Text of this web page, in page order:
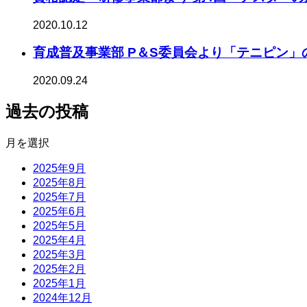
2020.10.12
育成普及事業部 P＆S委員会より「テニピン」
2020.09.24
過去の投稿
月を選択
2025年9月
2025年8月
2025年7月
2025年6月
2025年5月
2025年4月
2025年3月
2025年2月
2025年1月
2024年12月